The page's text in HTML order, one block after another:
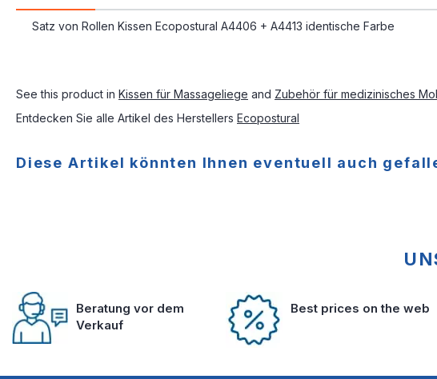
Satz von Rollen Kissen Ecopostural A4406 + A4413 identische Farbe
See this product in Kissen für Massageliege and Zubehör für medizinisches
Entdecken Sie alle Artikel des Herstellers Ecopostural
Diese Artikel könnten Ihnen eventuell auch
Beratung vor dem
Verkauf
Best prices on the web